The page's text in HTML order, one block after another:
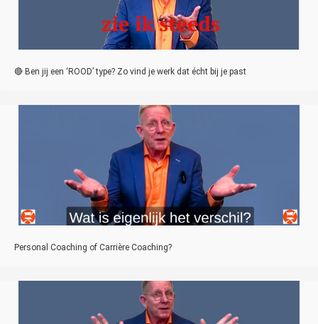
🔴 Ben jij een ‘ROOD’ type? Zo vind je werk dat écht bij je past
Personal Coaching of Carrière Coaching?